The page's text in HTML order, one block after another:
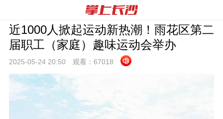
近1000人掀起运动新热潮！雨花区第二
届职工（家庭）趣味运动会举办
2025-05-24 20:50 观看： 67018